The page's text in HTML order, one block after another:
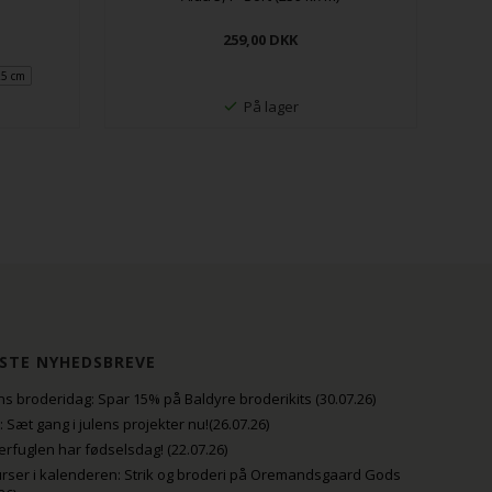
cm
259,00 DKK
På lager
NYHEDSBREVE
broderidag: Spar 15% på Baldyre broderikits (30.07.26)
Sæt gang i julens projekter nu!(26.07.26)
har fødselsdag! (22.07.26)
i kalenderen: Strik og broderi på Oremandsgaard Gods